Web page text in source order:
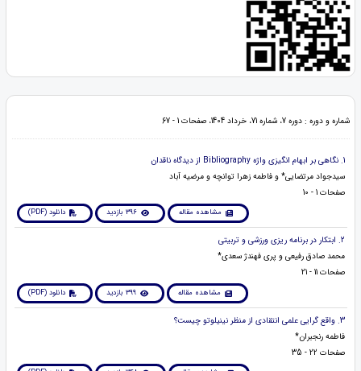
شماره و دوره : دوره 7، شماره 71، خرداد 1404، صفحات 1 - 67
1. نگاهی بر ابهام انگیزی واژه Bibliography از دیدگاه ناقدان
سیدجواد مرتضایی* و فاطمه زهرا توانچه و مرضیه آباد
صفحات 1 - 10
مشاهده مقاله 396 بازدید دانلود (PDF)
2. ابتکار در برنامه ریزی ورزشی و تربیتی
محمد صادق رفیعی و پری فهندژ سعدی*
صفحات 11 - 21
مشاهده مقاله 399 بازدید دانلود (PDF)
3. واقع گرایی علمی انتقادی از منظر نینیلوتو چیست؟
فاطمه رنجبران*
صفحات 22 - 35